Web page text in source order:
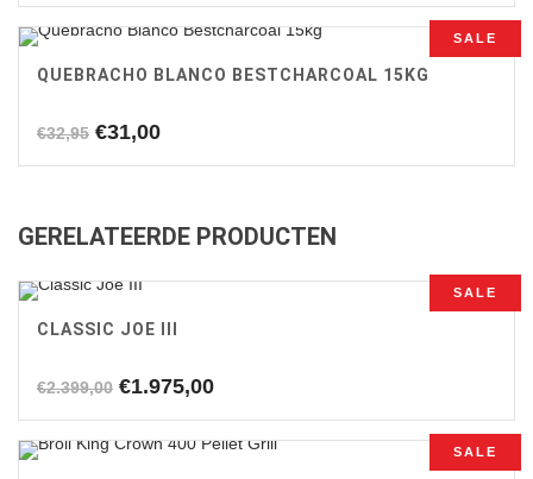
was:
is:
SALE
QUEBRACHO BLANCO BESTCHARCOAL 15KG
€32,95 Oorspronkelijke
€31,00Huidige
GERELATEERDE PRODUCTEN
SALE
CLASSIC JOE III
€2.399,00 Oorspronkelijke
was:
€1.975,00Huidige
is:
SALE